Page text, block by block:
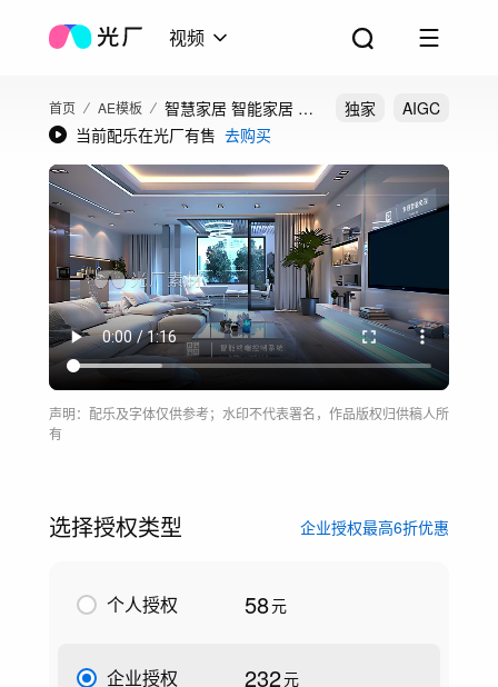
视频
首页 AE模板
智慧家居 智能家居 科
技家居 AE模板
独家
AIGC
当前配乐在光厂有售 去购买
声明：配乐及字体仅供参考；水印不代表署名，作品版权归供稿人所
有
选择授权类型 企业授权最高6折优惠
个人授权 58元
企业授权 232元